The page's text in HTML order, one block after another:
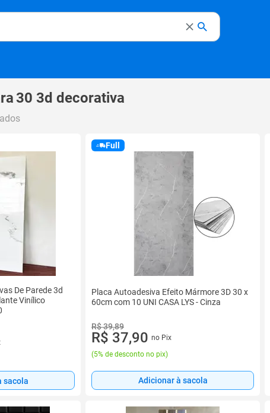
30 3d decorativa
De Parede 3d
Vinílico
sacola
Full
Placa Autoadesiva Efeito Mármore 3D 30 x
60cm com 10 UNI CASA LYS - Cinza
R$ 39,89
R$ 37,90 no Pix
(5% de desconto no pix)
Adicionar à sacola